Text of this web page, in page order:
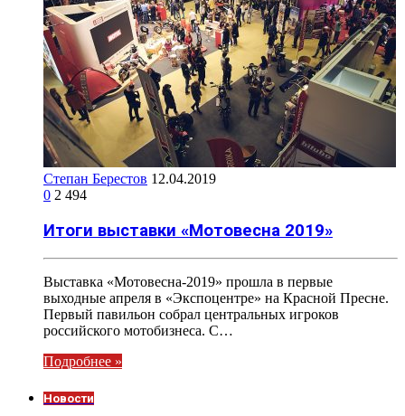
Степан Берестов 12.04.2019
0 2 494
Итоги выставки «Мотовесна 2019»
Выставка «Мотовесна-2019» прошла в первые
выходные апреля в «Экспоцентре» на Красной Пресне.
Первый павильон собрал центральных игроков
российского мотобизнеса. С…
Подробнее »
Новости